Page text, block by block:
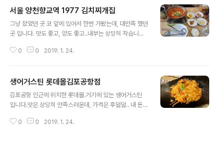
서울 양천향교역 1977 김치찌개집
그냥 잤었던 곳 코 앞에 있어서 한번 가봤는데, 대만족 했던
곳 입니다. 맛도 좋고, 양도 좋고..내부는 상당히 작습니다.
찌개 처럼 일종의 사리 형태로 이것저것 추가가 가능한 시
도 불구하고 배 빵빵하게 나왔으니.. 대만족 한 곳이였네요.
다음에도 기회가 되면 또 가볼 생각입니다.
0 0 2019. 1. 24.
생어거스틴 롯데몰김포공항점
김포공항 인근에 위치한 롯데몰.거기에 있는 생어거스틴
입니다.맛은 상당히 만족스러운데, 가격은 후덜덜.. 내 돈
다.하지만 내 돈 아니면 맛있는 선택이죠. 당분간은 갈 일은
0 0 2019. 1. 24.